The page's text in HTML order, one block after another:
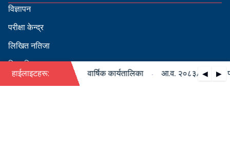
विज्ञापन
परीक्षा केन्द्र
लिखित नतिजा
सिफारिस
हाईलाइटहरू: ◀ ▶
०८४ को पदपूर्ति सम्बन्धी वार्षिक कार्यतालिका आ.व. २०८३/०८४ को